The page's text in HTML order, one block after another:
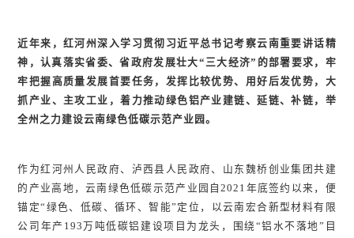
近年来，红河州深入学习贯彻习近平总书记考察云南重要讲话精
神，认真落实省委、省政府发展壮大“三大经济”的部署要求，牢
牢把握高质量发展首要任务，发挥比较优势、用好后发优势，大
抓产业、主攻工业，着力推动绿色铝产业建链、延链、补链，举
全州之力建设云南绿色低碳示范产业园。
作为红河州人民政府、泸西县人民政府、山东魏桥创业集团共建
的产业高地，云南绿色低碳示范产业园自2021年底签约以来，便
锚定“绿色、低碳、循环、智能”定位，以云南宏合新型材料有限
公司年产193万吨低碳铝建设项目为龙头，围绕“铝水不落地”目